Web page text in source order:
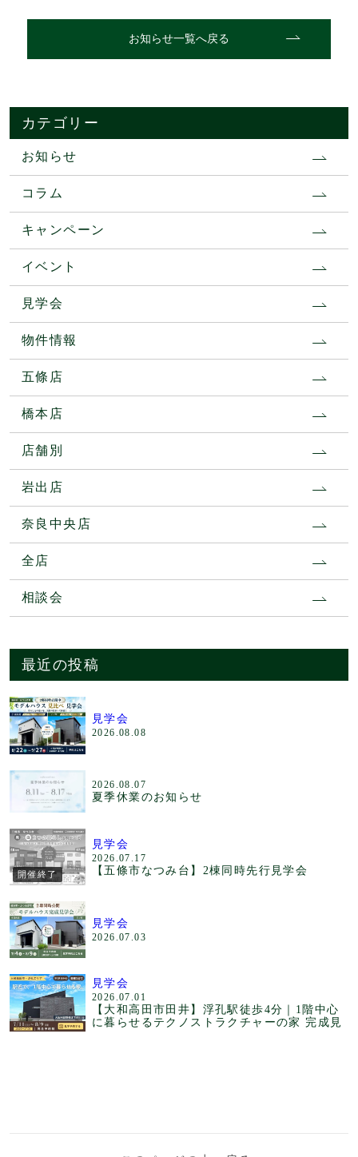
お知らせ一覧へ戻る
カテゴリー
お知らせ
コラム
キャンペーン
イベント
見学会
物件情報
五條店
橋本店
店舗別
岩出店
奈良中央店
全店
相談会
最近の投稿
見学会
2026.08.08
2026.08.07
夏季休業のお知らせ
開催終了
見学会
2026.07.17
【五條市なつみ台】2棟同時先行見学会
見学会
2026.07.03
見学会
2026.07.01
【大和高田市田井】浮孔駅徒歩4分｜1階中心
に暮らせるテクノストラクチャーの家 完成見